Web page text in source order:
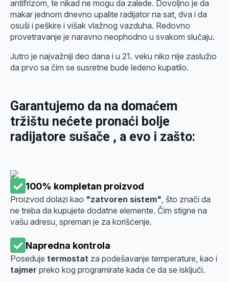
antifrizom, te nikad ne mogu da zalede. Dovoljno je da
makar jednom dnevno upalite radijator na sat, dva i da
osuši i peškire i višak vlažnog vazduha. Redovno
provetravanje je naravno neophodno u svakom slučaju.
Jutro je najvažniji deo dana i u 21. veku niko nije zaslužio
da prvo sa čim se susretne bude ledeno kupatilo.
Garantujemo da na domaćem
tržištu nećete pronaći bolje
radijatore sušače , a evo i zašto:
100% kompletan proizvod
Proizvod dolazi kao "zatvoren sistem", što znači da
ne treba da kupujete dodatne elemente. Čim stigne na
vašu adresu, spreman je za korišćenje.
Napredna kontrola
Poseduje termostat za podešavanje temperature, kao i
tajmer preko kog programirate kada će da se isključi.